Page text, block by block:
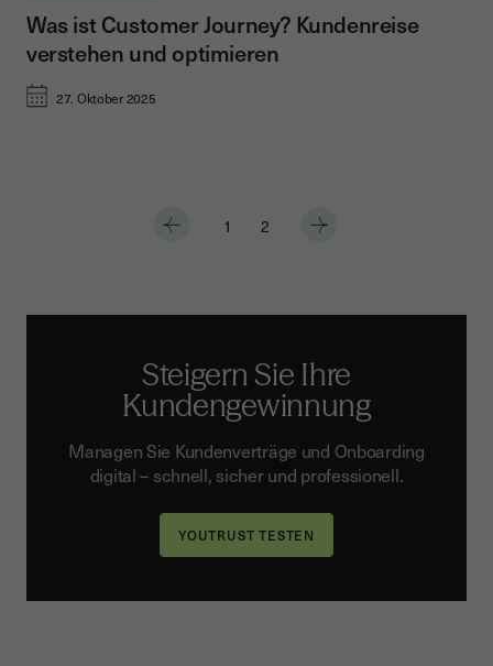
27. Oktober 2025
Was ist Customer Journey? Kundenreise
verstehen und optimieren
1 2
Steigern Sie Ihre
Kundengewinnung
Managen Sie Kundenverträge und Onboarding
digital – schnell, sicher und professionell.